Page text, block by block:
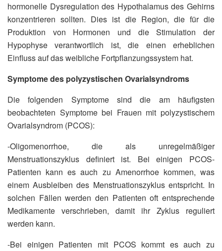
hormonelle Dysregulation des Hypothalamus des Gehirns
konzentrieren sollten. Dies ist die Region, die für die
Produktion von Hormonen und die Stimulation der
Hypophyse verantwortlich ist, die einen erheblichen
Einfluss auf das weibliche Fortpflanzungssystem hat.
Symptome des polyzystischen Ovarialsyndroms
Die folgenden Symptome sind die am häufigsten
beobachteten Symptome bei Frauen mit polyzystischem
Ovarialsyndrom (PCOS):
-Oligomenorrhoe, die als unregelmäßiger
Menstruationszyklus definiert ist. Bei einigen PCOS-
Patienten kann es auch zu Amenorrhoe kommen, was
einem Ausbleiben des Menstruationszyklus entspricht. In
solchen Fällen werden den Patienten oft entsprechende
Medikamente verschrieben, damit ihr Zyklus reguliert
werden kann.
-Bei einigen Patienten mit PCOS kommt es auch zu